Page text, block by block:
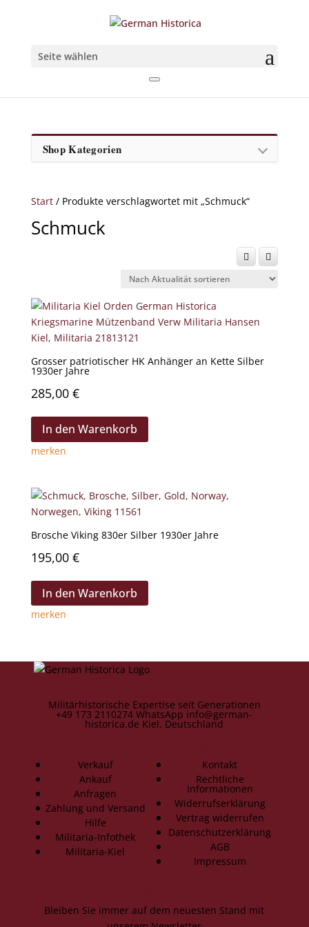
Seite wählen
Start/ Produkte verschlagwortet mit „Schmuck“
Schmuck
Grosser patriotischer HK Anhänger an Kette Silber
1930er Jahre
285,00 €
In den Warenkorb
merken
Brosche Viking 830er Silber 1930er Jahre
195,00 €
In den Warenkorb
merken
Shop Kategorien
Militärhistorische Expertise seit Generationen
+49 173 2110274 WhatsApp info@german-
historica.de Kiel, Deutschland
Verkauf
Ankauf
Anfragen
Zahlung und Versand
Hilfe
Militaria-Infothek
Militaria-Kiel
Kontakt
Rechtliche
Informationen
Widerrufserklärung
Vertrag widerrufen
Datenschutzerklärung
AGB
Impressum
Bleiben Sie immer auf dem neuesten Stand mit